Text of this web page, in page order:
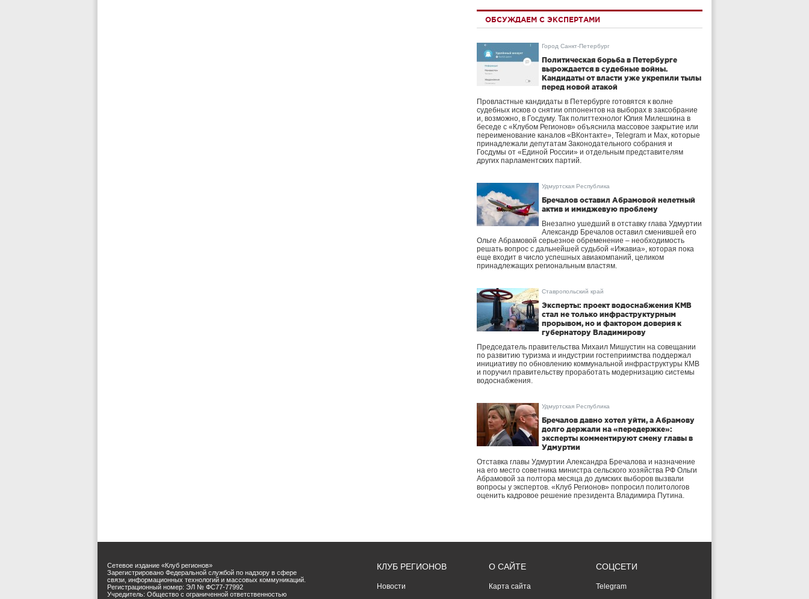
ОБСУЖДАЕМ С ЭКСПЕРТАМИ
Город Санкт-Петербург
Политическая борьба в Петербурге
вырождается в судебные войны.
Кандидаты от власти уже укрепили тылы
перед новой атакой
Провластные кандидаты в Петербурге готовятся к волне
судебных исков о снятии оппонентов на выборах в заксобрание
и, возможно, в Госдуму. Так политтехнолог Юлия Милешкина в
беседе с «Клубом Регионов» объяснила массовое закрытие или
переименование каналов «ВКонтакте», Telegram и Max, которые
принадлежали депутатам Законодательного собрания и
Госдумы от «Единой России» и отдельным представителям
других парламентских партий.
Удмуртская Республика
Бречалов оставил Абрамовой нелетный
актив и имиджевую проблему
Внезапно ушедший в отставку глава Удмуртии
Александр Бречалов оставил сменившей его
Ольге Абрамовой серьезное обременение – необходимость
решать вопрос с дальнейшей судьбой «Ижавиа», которая пока
еще входит в число успешных авиакомпаний, целиком
принадлежащих региональным властям.
Ставропольский край
Эксперты: проект водоснабжения КМВ
стал не только инфраструктурным
прорывом, но и фактором доверия к
губернатору Владимирову
Председатель правительства Михаил Мишустин на совещании
по развитию туризма и индустрии гостеприимства поддержал
инициативу по обновлению коммунальной инфраструктуры КМВ
и поручил правительству проработать модернизацию системы
водоснабжения.
Удмуртская Республика
Бречалов давно хотел уйти, а Абрамову
долго держали на «передержке»:
эксперты комментируют смену главы в
Удмуртии
Отставка главы Удмуртии Александра Бречалова и назначение
на его место советника министра сельского хозяйства РФ Ольги
Абрамовой за полтора месяца до думских выборов вызвали
вопросы у экспертов. «Клуб Регионов» попросил политологов
оценить кадровое решение президента Владимира Путина.
Сетевое издание «Клуб регионов»
Зарегистрировано Федеральной службой по надзору в сфере
связи, информационных технологий и массовых коммуникаций.
Регистрационный номер: ЭЛ № ФС77-77992
Учредитель: Общество с ограниченной ответственностью
КЛУБ РЕГИОНОВ
Новости
О САЙТЕ
Карта сайта
СОЦСЕТИ
Telegram